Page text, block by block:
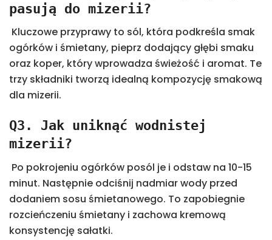
pasują do mizerii?
Kluczowe przyprawy to sól, która podkreśla smak
ogórków i śmietany, pieprz dodający głębi smaku
oraz koper, który wprowadza świeżość i aromat. Te
trzy składniki tworzą idealną kompozycję smakową
dla mizerii.
Q3. Jak uniknąć wodnistej
mizerii?
Po pokrojeniu ogórków posól je i odstaw na 10-15
minut. Następnie odciśnij nadmiar wody przed
dodaniem sosu śmietanowego. To zapobiegnie
rozcieńczeniu śmietany i zachowa kremową
konsystencję sałatki.